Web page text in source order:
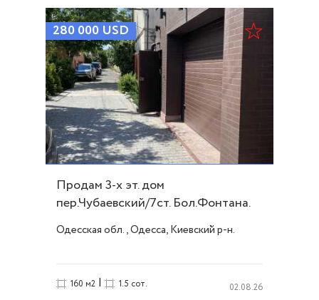
280 000 USD
Продам 3-х эт. дом
пер.Чубаевский/7ст. Бол.Фонтана.
ID 50721
Одесская обл., Одесса, Киевский р-н.
160 м2 | 1.5 сот. 02.08.26